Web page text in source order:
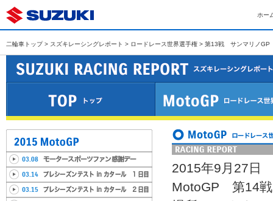
ホー
二輪車トップ> スズキレーシングレポート > ロードレース世界選手権 > 第13戦 サンマリノGP
2015年9月27日
MotoGP 第14